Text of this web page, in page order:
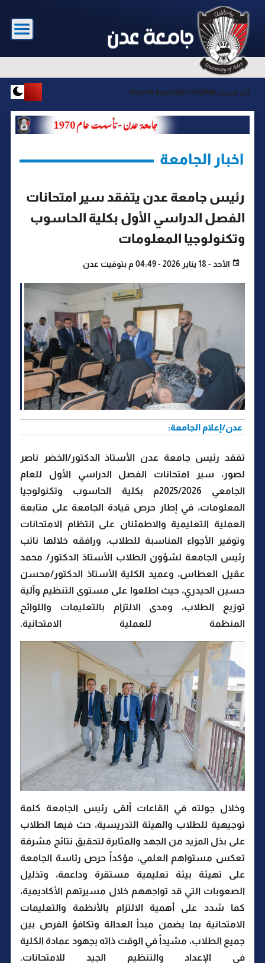
آخر تحديث : Thu-06 Aug 2026-11:02PM
اخبار الجامعة
رئيس جامعة عدن يتفقد سير امتحانات
الفصل الدراسي الأول بكلية الحاسوب
وتكنولوجيا المعلومات
الأحد - 18 يناير 2026 - 04:49 م بتوقيت عدن
عدن/إعلام الجامعة:
تفقد رئيس جامعة عدن الأستاذ الدكتور/الخضر ناصر
لصور، سير امتحانات الفصل الدراسي الأول للعام
الجامعي 2025/2026م بكلية الحاسوب وتكنولوجيا
المعلومات، في إطار حرص قيادة الجامعة على متابعة
العملية التعليمية والاطمئنان على انتظام الامتحانات
وتوفير الأجواء المناسبة للطلاب، ورافقه خلالها نائب
رئيس الجامعة لشؤون الطلاب الأستاذ الدكتور/ محمد
عقيل العطاس، وعميد الكلية الأستاذ الدكتور/محسن
حسين الحيدري، حيث اطلعوا على مستوى التنظيم وآلية
توزيع الطلاب، ومدى الالتزام بالتعليمات واللوائح
المنظمة للعملية الامتحانية.
وخلال جولته في القاعات ألقى رئيس الجامعة كلمة
توجيهية للطلاب والهيئة التدريسية، حث فيها الطلاب
على بذل المزيد من الجهد والمثابرة لتحقيق نتائج مشرفة
تعكس مستواهم العلمي، مؤكداً حرص رئاسة الجامعة
على تهيئة بيئة تعليمية مستقرة وداعمة، وتذليل
الصعوبات التي قد تواجههم خلال مسيرتهم الأكاديمية،
كما شدد على أهمية الالتزام بالأنظمة والتعليمات
الامتحانية بما يضمن مبدأ العدالة وتكافؤ الفرص بين
جميع الطلاب، مشيداً في الوقت ذاته بجهود عمادة الكلية
في الإعداد والتنظيم الجيد للامتحانات.